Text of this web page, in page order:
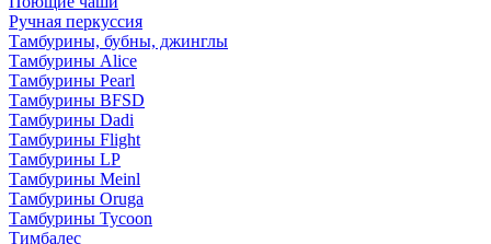
Ручная перкуссия
Тамбурины, бубны, джинглы
Тамбурины Alice
Тамбурины Pearl
Тамбурины BFSD
Тамбурины Dadi
Тамбурины Flight
Тамбурины LP
Тамбурины Meinl
Тамбурины Oruga
Тамбурины Tycoon
Тимбалес